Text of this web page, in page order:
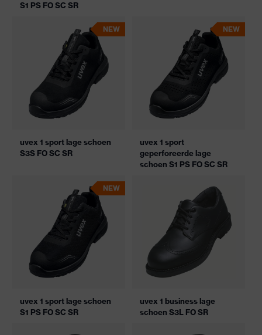
S1 PS FO SC SR
NEW
uvex 1 sport lage schoen
S3S FO SC SR
NEW
uvex 1 sport
geperforeerde lage
schoen S1 PS FO SC SR
NEW
uvex 1 sport lage schoen
S1 PS FO SC SR
uvex 1 business lage
schoen S3L FO SR